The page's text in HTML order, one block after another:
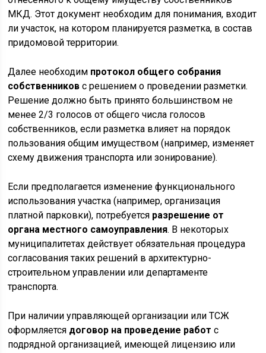
МКД. Этот документ необходим для понимания, входит
ли участок, на котором планируется разметка, в состав
придомовой территории.
Далее необходим протокол общего собрания
собственников с решением о проведении разметки.
Решение должно быть принято большинством не
менее 2/3 голосов от общего числа голосов
собственников, если разметка влияет на порядок
пользования общим имуществом (например, изменяет
схему движения транспорта или зонирование).
Если предполагается изменение функционального
использования участка (например, организация
платной парковки), потребуется разрешение от
органа местного самоуправления. В некоторых
муниципалитетах действует обязательная процедура
согласования таких решений в архитектурно-
строительном управлении или департаменте
транспорта.
При наличии управляющей организации или ТСЖ
оформляется договор на проведение работ с
подрядной организацией, имеющей лицензию или